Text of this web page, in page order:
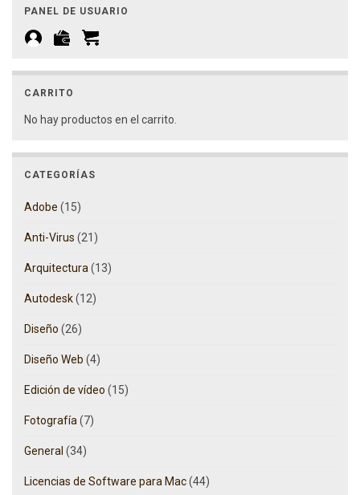
PANEL DE USUARIO
CARRITO
No hay productos en el carrito.
CATEGORÍAS
Adobe (15)
Anti-Virus (21)
Arquitectura (13)
Autodesk(12)
Diseño (26)
Diseño Web (4)
Edición de vídeo (15)
Fotografía (7)
General (34)
Licencias de Software para Mac(44)